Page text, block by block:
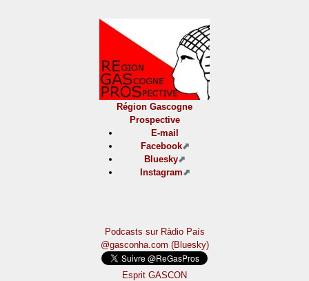
Région Gascogne
Prospective
E-mail
Facebook
Bluesky
Instagram
Podcasts sur Ràdio País
@gasconha.com (Bluesky)
Esprit GASCON